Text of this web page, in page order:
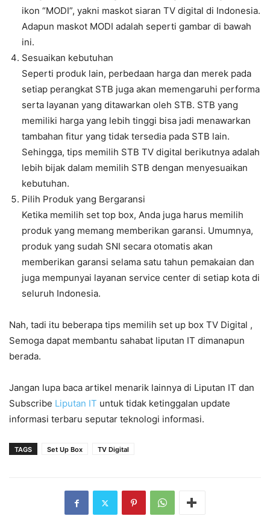
ikon “MODI”, yakni maskot siaran TV digital di Indonesia.
Adapun maskot MODI adalah seperti gambar di bawah
ini.
Sesuaikan kebutuhan
Seperti produk lain, perbedaan harga dan merek pada
setiap perangkat STB juga akan memengaruhi performa
serta layanan yang ditawarkan oleh STB. STB yang
memiliki harga yang lebih tinggi bisa jadi menawarkan
tambahan fitur yang tidak tersedia pada STB lain.
Sehingga, tips memilih STB TV digital berikutnya adalah
lebih bijak dalam memilih STB dengan menyesuaikan
kebutuhan.
Pilih Produk yang Bergaransi
Ketika memilih set top box, Anda juga harus memilih
produk yang memang memberikan garansi. Umumnya,
produk yang sudah SNI secara otomatis akan
memberikan garansi selama satu tahun pemakaian dan
juga mempunyai layanan service center di setiap kota di
seluruh Indonesia.
Nah, tadi itu beberapa tips memilih set up box TV Digital ,
Semoga dapat membantu sahabat liputan IT dimanapun
berada.
Jangan lupa baca artikel menarik lainnya di Liputan IT dan
Subscribe Liputan IT untuk tidak ketinggalan update
informasi terbaru seputar teknologi informasi.
TAGS Set Up Box TV Digital